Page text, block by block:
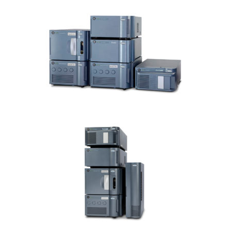
Acquity Arc HPLC
CROMATOGRAFÍA LIQUIDA
Acquity Arc UHPLC
CROMATOGRAFÍA LIQUIDA